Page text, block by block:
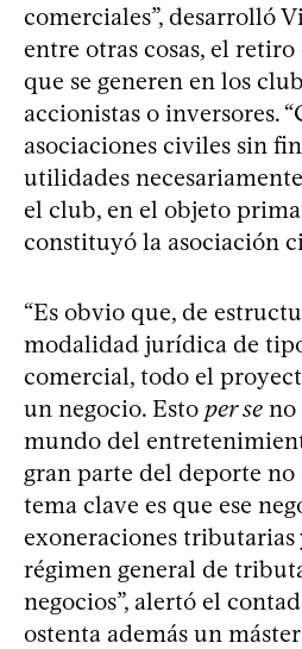
comerciales”, desarrolló
entre otras cosas, el retiro
que se generen en los
accionistas o inversores.
asociaciones civiles sin
utilidades
el club, en el objeto
constituyó la asociación
“Es obvio que, de
modalidad jurídica de
comercial, todo el
un negocio. Esto per se no
mundo del
gran parte del deporte no
tema clave es que ese
exoneraciones tributarias
régimen general de
negocios”, alertó el
ostenta además un